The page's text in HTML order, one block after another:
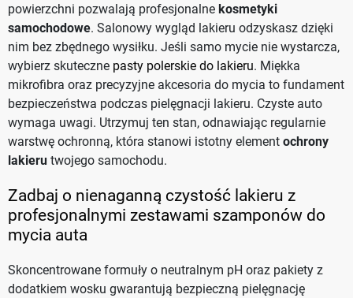
powierzchni pozwalają profesjonalne kosmetyki
samochodowe. Salonowy wygląd lakieru odzyskasz dzięki
nim bez zbędnego wysiłku. Jeśli samo mycie nie wystarcza,
wybierz skuteczne pasty polerskie do lakieru. Miękka
mikrofibra oraz precyzyjne akcesoria do mycia to fundament
bezpieczeństwa podczas pielęgnacji lakieru. Czyste auto
wymaga uwagi. Utrzymuj ten stan, odnawiając regularnie
warstwę ochronną, która stanowi istotny element ochrony
lakieru twojego samochodu.
Zadbaj o nienaganną czystość lakieru z
profesjonalnymi zestawami szamponów do
mycia auta
Skoncentrowane formuły o neutralnym pH oraz pakiety z
dodatkiem wosku gwarantują bezpieczną pielęgnację